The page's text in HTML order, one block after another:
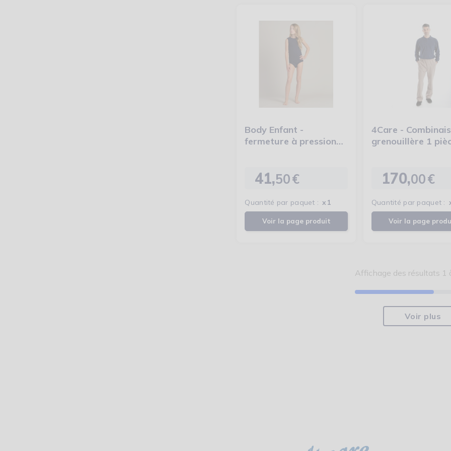
Body Enfant -
fermeture à pressions
Prix
41,50€
Quantité par paquet : x1
Voir la page produit
4Care -
grenouillère 1
Prix
170,00€
Quantité par paquet :
Voir la page
Affichage des résultats 1
Voir plus